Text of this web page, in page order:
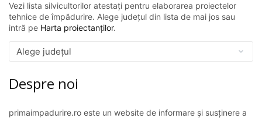
Vezi lista silvicultorilor atestați pentru elaborarea proiectelor
tehnice de împădurire. Alege județul din lista de mai jos sau
intră pe Harta proiectanților.
Despre noi
primaimpadurire.ro este un website de informare și susținere a